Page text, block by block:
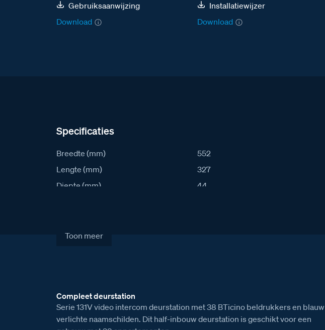
Gebruiksaanwijzing
Download
Installatiewijzer
Download
Specificaties
Breedte (mm)
552
Lengte (mm)
327
Diepte (mm)
44
Stroomafname in rust (mA)
Toon meer
Compleet deurstation
Serie 131V video intercom deurstation met 38 BTicino beldrukkers en blauw
verlichte naamschilden. Dit half-inbouw deurstation is geschikt voor een